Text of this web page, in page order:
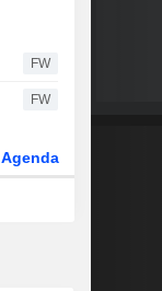
FW
FW
Agenda